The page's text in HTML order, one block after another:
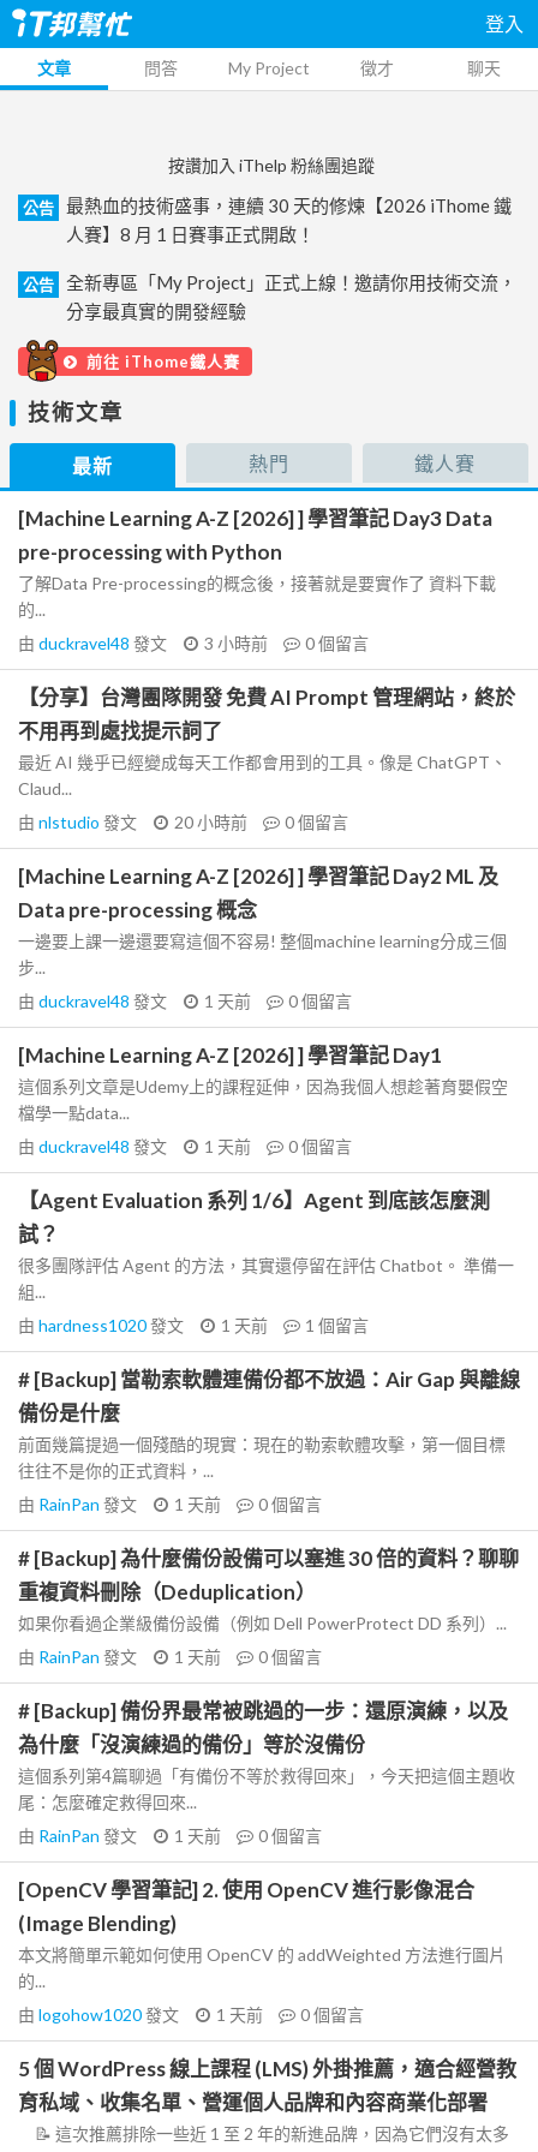
登入
文章 問答 My Project 徵才 聊天
按讚加入 iThelp 粉絲團追蹤
公告
最熱血的技術盛事，連續 30 天的修煉【2026 iThome 鐵
人賽】8 月 1 日賽事正式開啟！
公告
全新專區「My Project」正式上線！邀請你用技術交流，
分享最真實的開發經驗
前往 iThome鐵人賽
技術文章
最新 熱門 鐵人賽
[Machine Learning A-Z [2026] ] 學習筆記 Day3 Data
pre-processing with Python
了解Data Pre-processing的概念後，接著就是要實作了 資料下載
的...
由 duckravel48 發文 3 小時前 0個留言
【分享】台灣團隊開發 免費 AI Prompt 管理網站，終於
不用再到處找提示詞了
最近 AI 幾乎已經變成每天工作都會用到的工具。像是 ChatGPT、
Claud...
由 nlstudio 發文 20 小時前 0個留言
[Machine Learning A-Z [2026] ] 學習筆記 Day2 ML 及
Data pre-processing 概念
一邊要上課一邊還要寫這個不容易! 整個machine learning分成三個
步...
由 duckravel48 發文 1 天前 0個留言
[Machine Learning A-Z [2026] ] 學習筆記 Day1
這個系列文章是Udemy上的課程延伸，因為我個人想趁著育嬰假空
檔學一點data...
由 duckravel48 發文 1 天前 0個留言
【Agent Evaluation 系列 1/6】Agent 到底該怎麼測
試？
很多團隊評估 Agent 的方法，其實還停留在評估 Chatbot。 準備一
組...
由 hardness1020發文 1 天前 1 個留言
# [Backup] 當勒索軟體連備份都不放過：Air Gap 與離線
備份是什麼
前面幾篇提過一個殘酷的現實：現在的勒索軟體攻擊，第一個目標
往往不是你的正式資料，...
由 RainPan 發文 1 天前 0個留言
# [Backup] 為什麼備份設備可以塞進 30 倍的資料？聊聊
重複資料刪除（Deduplication）
如果你看過企業級備份設備（例如 Dell PowerProtect DD 系列）...
由 RainPan 發文 1 天前 0個留言
# [Backup] 備份界最常被跳過的一步：還原演練，以及
為什麼「沒演練過的備份」等於沒備份
這個系列第4篇聊過「有備份不等於救得回來」，今天把這個主題收
尾：怎麼確定救得回來...
由 RainPan 發文 1 天前 0個留言
[OpenCV 學習筆記] 2. 使用 OpenCV 進行影像混合
(Image Blending)
本文將簡單示範如何使用 OpenCV 的 addWeighted 方法進行圖片
的...
由 logohow1020發文 1 天前 0個留言
5 個 WordPress 線上課程 (LMS) 外掛推薦，適合經營教
育私域、收集名單、營運個人品牌和內容商業化部署
📝 這次推薦排除一些近 1 至 2 年的新進品牌，因為它們沒有太多